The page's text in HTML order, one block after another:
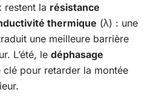
restent la résistance
thermique (λ) : une
une meilleure barrière
L’été, le déphasage
clé pour retarder la montée